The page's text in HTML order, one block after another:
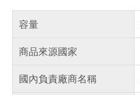
容量
商品來源國家
國內負責廠商名稱